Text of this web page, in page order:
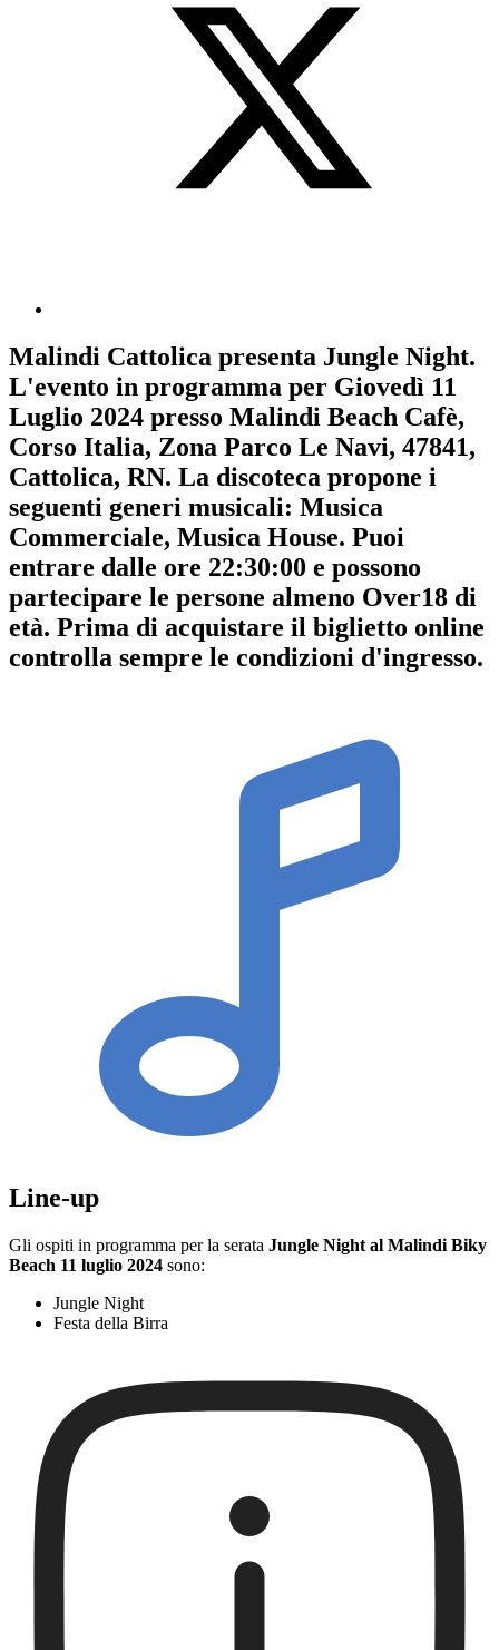
Malindi Cattolica presenta Jungle Night.
L'evento in programma per Giovedì 11
Luglio 2024 presso Malindi Beach Cafè,
Corso Italia, Zona Parco Le Navi, 47841,
Cattolica, RN. La discoteca propone i
seguenti generi musicali: Musica
Commerciale, Musica House. Puoi
entrare dalle ore 22:30:00 e possono
partecipare le persone almeno Over18 di
età. Prima di acquistare il biglietto online
controlla sempre le condizioni d'ingresso.
Line-up
Gli ospiti in programma per la serata Jungle Night al Malindi Biky
Beach 11 luglio 2024 sono:
Jungle Night
Festa della Birra